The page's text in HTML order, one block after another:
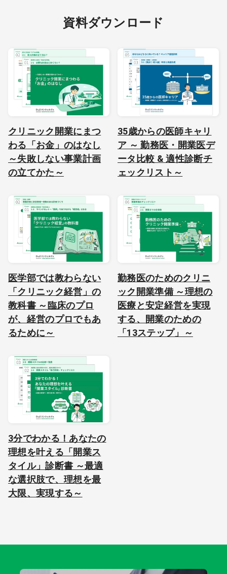
資料ダウンロード
クリニック開業にまつ
わる「お金」のはなし
～失敗しない事業計画
の立てかた～
35歳からの医師キャリ
ア ～ 勤務医・開業医デ
ータ比較 & 適性診断チ
ェックリスト～
医学部では教わらない
「クリニック経営」の
教科書 ～臨床のプロ
が、経営のプロでもあ
るために～
勤務医のためのクリニ
ック開業準備 ～理想の
医療と安定経営を実現
する、開業のための
「13ステップ」～
3分でわかる！あなたの
理想を叶える「開業ス
タイル」診断書 ～最適
な選択肢で、理想を最
大限、実現する～